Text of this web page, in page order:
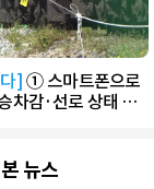
] ① 스마트폰으로
차감·선로 상태 측
뉴스